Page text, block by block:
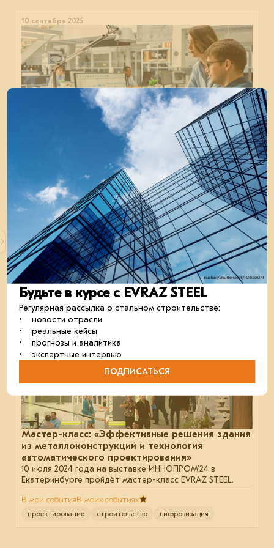
10 сентября 2025
Образовательный интенсив «Рациональное
проектирование: современные методы
оптимизации проектов»
10 сентября 2025 года в Иркутске прошёл семинар для
проектировщиков, ГИПов и руководителей проектных
В мои событияВ моих событиях
металлоконструкции сталь строительство
10 июля 2024
Мастер-класс: «Эффективные решения здания
из металлоконструкций и технология
автоматического проектирования»
10 июля 2024 года на выставке ИННОПРОМ’24 в
Екатеринбурге пройдёт мастер-класс EVRAZ STEEL.
В мои событияВ моих событиях
проектирование строительство цифровизация
Будьте в курсе с EVRAZ STEEL
Регулярная рассылка о стальном строительстве:
• новости отрасли
• реальные кейсы
• прогнозы и аналитика
• экспертные интервью
ПОДПИСАТЬСЯ